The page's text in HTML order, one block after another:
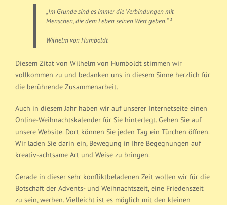
„Im Grunde sind es immer die Verbindungen mit
Menschen, die dem Leben seinen Wert geben.“ ¹
Wilhelm von Humboldt
Diesem Zitat von Wilhelm von Humboldt stimmen wir
vollkommen zu und bedanken uns in diesem Sinne herzlich für
die berührende Zusammenarbeit.
Auch in diesem Jahr haben wir auf unserer Internetseite einen
Online-Weihnachtskalender für Sie hinterlegt. Gehen Sie auf
unsere Website. Dort können Sie jeden Tag ein Türchen öffnen.
Wir laden Sie darin ein, Bewegung in Ihre Begegnungen auf
kreativ-achtsame Art und Weise zu bringen.
Gerade in dieser sehr konfliktbeladenen Zeit wollen wir für die
Botschaft der Advents- und Weihnachtszeit, eine Friedenszeit
zu sein, werben. Vielleicht ist es möglich mit den kleinen